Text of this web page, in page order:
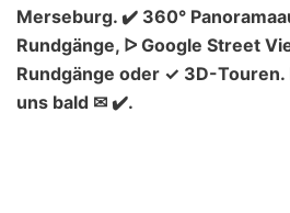
Merseburg. ✔️ 360°
Rundgänge, ᐅ Google Street
Rundgänge oder ✓ 3D-
uns bald ✉ ✔️.